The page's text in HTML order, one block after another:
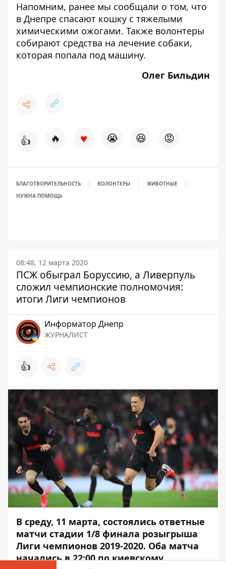
Напомним, ранее мы сообщали о том, что
в Днепре спасают кошку с тяжелыми
химическими ожогами. Также волонтеры
собирают средства на лечение собаки,
которая попала под машину.
Олег Бильдин
👍 🔥 ♥ 😭 😆 😡
БЛАГОТВОРИТЕЛЬНОСТЬ ВОЛОНТЕРЫ
ЖИВОТНЫЕ
НУЖНА ПОМОЩЬ
08:48, 12 марта 2020
ПСЖ обыграл Боруссию, а Ливерпуль
сложил чемпионские полномочия:
итоги Лиги чемпионов
Информатор Днепр
ЖУРНАЛИСТ
👍
В среду, 11 марта, состоялись ответные
матчи стадии 1/8 финала розыгрыша
Лиги чемпионов 2019-2020. Оба матча
начались в 22:00 по киевскому